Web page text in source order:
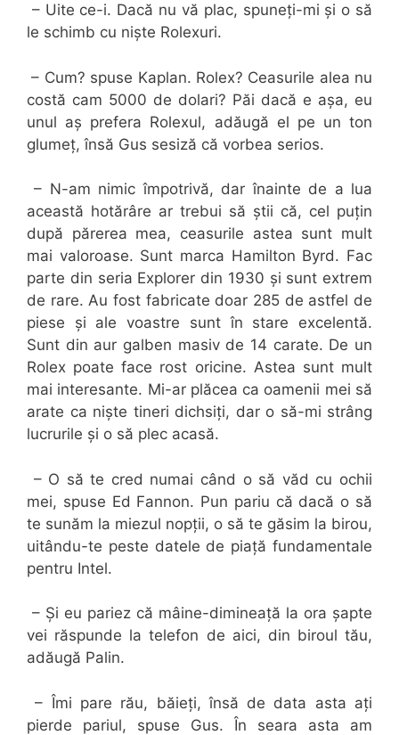
– Uite ce-i. Dacă nu vă plac, spuneți-mi și o să
le schimb cu niște Rolexuri.
– Cum? spuse Kaplan. Rolex? Ceasurile alea nu
costă cam 5000 de dolari? Păi dacă e așa, eu
unul aș prefera Rolexul, adăugă el pe un ton
glumeț, însă Gus sesiză că vorbea serios.
– N-am nimic împotrivă, dar înainte de a lua
această hotărâre ar trebui să știi că, cel puțin
după părerea mea, ceasurile astea sunt mult
mai valoroase. Sunt marca Hamilton Byrd. Fac
parte din seria Explorer din 1930 și sunt extrem
de rare. Au fost fabricate doar 285 de astfel de
piese și ale voastre sunt în stare excelentă.
Sunt din aur galben masiv de 14 carate. De un
Rolex poate face rost oricine. Astea sunt mult
mai interesante. Mi-ar plăcea ca oamenii mei să
arate ca niște tineri dichsiți, dar o să-mi strâng
lucrurile și o să plec acasă.
– O să te cred numai când o să văd cu ochii
mei, spuse Ed Fannon. Pun pariu că dacă o să
te sunăm la miezul nopții, o să te găsim la birou,
uitându-te peste datele de piață fundamentale
pentru Intel.
– Și eu pariez că mâine-dimineață la ora șapte
vei răspunde la telefon de aici, din biroul tău,
adăugă Palin.
– Îmi pare rău, băieți, însă de data asta ați
pierde pariul, spuse Gus. În seara asta am